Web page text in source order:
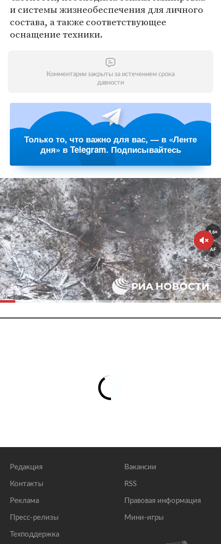
и системы жизнеобеспечения для личного
состава, а также соответствующее
оснащение техники.
Комментарии закрыты за истечением срока
давности
Только то, что важно для вас, — в «Ленте
дня» в Telegram. Подписывайтесь
Редакция
Контакты
Реклама
Пресс-релизы
Техподдержка
Вакансии
RSS
Правовая информация
Мини-игры